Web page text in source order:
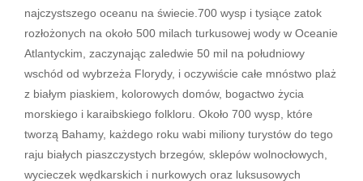
najczystszego oceanu na świecie.700 wysp i tysiące zatok
rozłożonych na około 500 milach turkusowej wody w Oceanie
Atlantyckim, zaczynając zaledwie 50 mil na południowy
wschód od wybrzeża Florydy, i oczywiście całe mnóstwo plaż
z białym piaskiem, kolorowych domów, bogactwo życia
morskiego i karaibskiego folkloru. Około 700 wysp, które
tworzą Bahamy, każdego roku wabi miliony turystów do tego
raju białych piaszczystych brzegów, sklepów wolnocłowych,
wycieczek wędkarskich i nurkowych oraz luksusowych